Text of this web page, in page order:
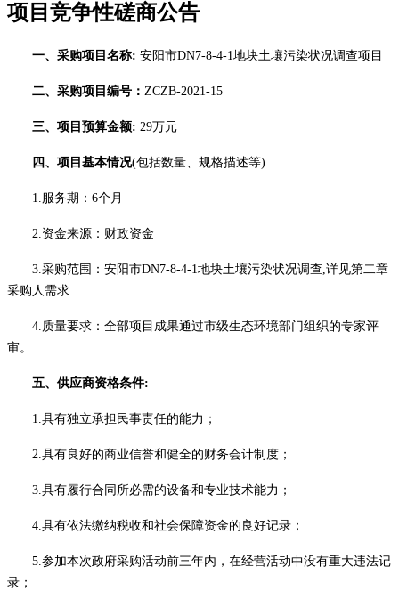
项目竞争性磋商公告
一、采购项目名称: 安阳市DN7-8-4-1地块土壤污染状况调查项目
二、采购项目编号： ZCZB-2021-15
三、项目预算金额: 29万元
四 、项目基本情况(包括数量、规格描述等)
1.服务期 ： 6个月
2.资金来源： 财政资金
3.采购范围 ：安阳市DN7-8-4-1地块土壤污染状况调查,详见第二章
采购人需求
4.质量要求：全部项目成果通过市级生态环境部门组织的专家评
审。
五、供应商资格条件:
1.具有独立承担民事责任的能力；
2.具有良好的商业信誉和健全的财务会计制度；
3.具有履行合同所必需的设备和专业技术能力；
4.具有依法缴纳税收和社会保障资金的良好记录；
5.参加本次政府采购活动前三年内，在经营活动中没有重大违法记
录；